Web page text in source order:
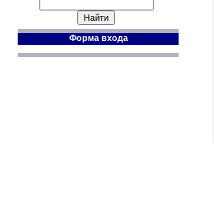
Форма входа